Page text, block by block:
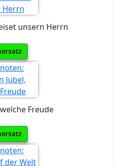
unsern Herrn
Freude